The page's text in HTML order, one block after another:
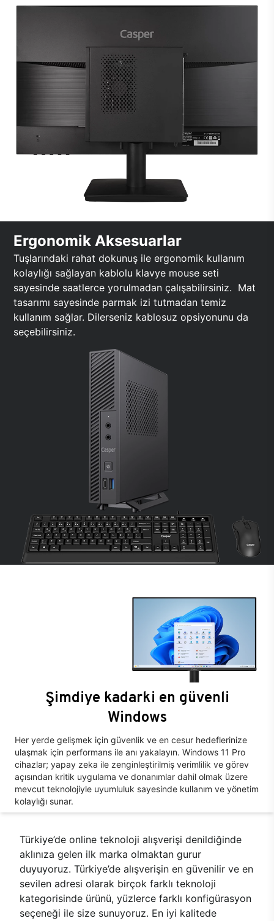
Ergonomik Aksesuarlar
Tuşlarındaki rahat dokunuş ile ergonomik kullanım
kolaylığı sağlayan kablolu klavye mouse seti
sayesinde saatlerce yorulmadan çalışabilirsiniz. Mat
tasarımı sayesinde parmak izi tutmadan temiz
kullanım sağlar. Dilerseniz kablosuz opsiyonunu da
seçebilirsiniz.
Şimdiye kadarki en güvenli
Windows
Her yerde gelişmek için güvenlik ve en cesur hedeflerinize
ulaşmak için performans ile anı yakalayın. Windows 11 Pro
cihazlar; yapay zeka ile zenginleştirilmiş verimlilik ve görev
açısından kritik uygulama ve donanımlar dahil olmak üzere
mevcut teknolojiyle uyumluluk sayesinde kullanım ve yönetim
kolaylığı sunar.
Türkiye’de online teknoloji alışverişi denildiğinde
aklınıza gelen ilk marka olmaktan gurur
duyuyoruz. Türkiye’de alışverişin en güvenilir ve en
sevilen adresi olarak birçok farklı teknoloji
kategorisinde ürünü, yüzlerce farklı konfigürasyon
seçeneği ile size sunuyoruz. En iyi kalitede